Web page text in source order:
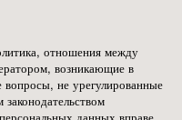
отношения между
возникающие в
не урегулированные